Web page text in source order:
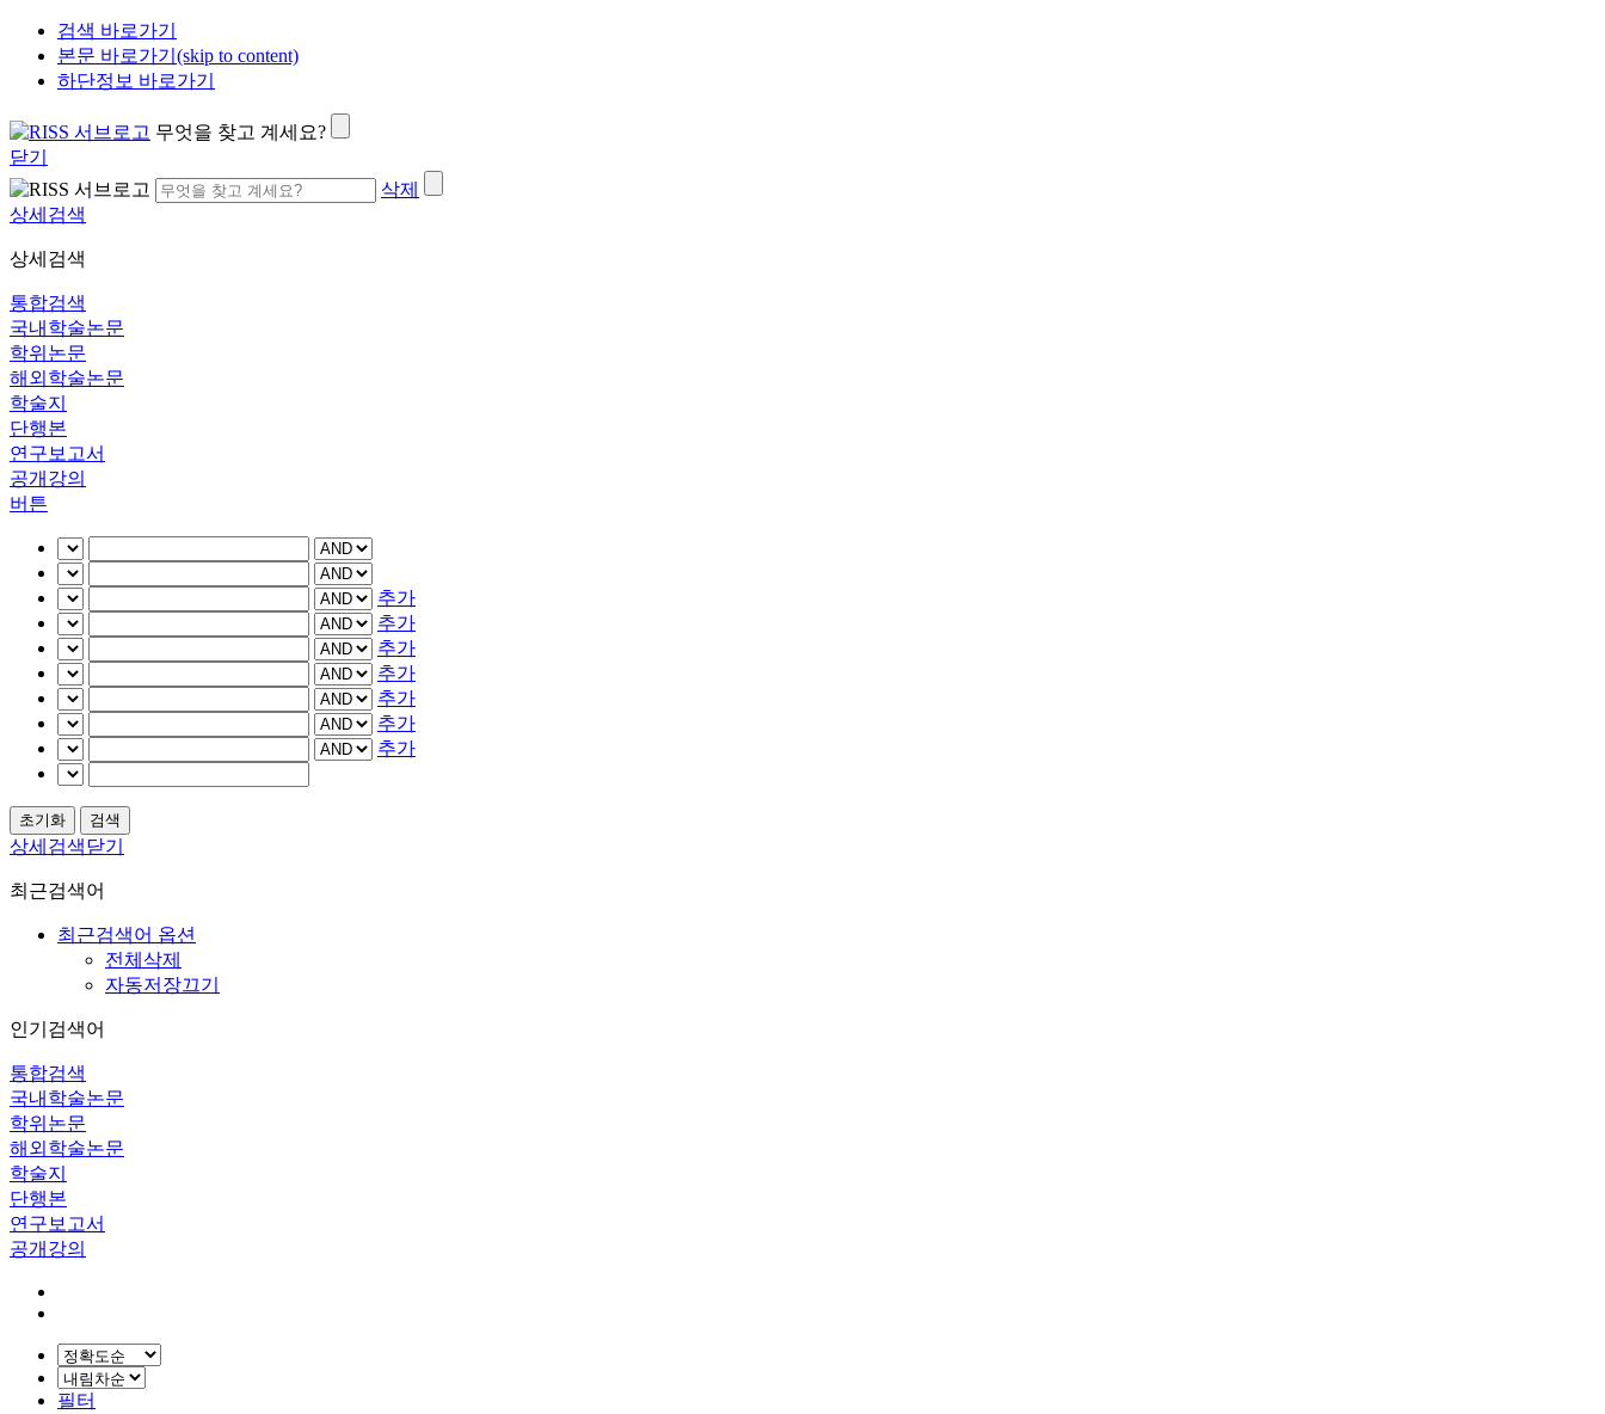
검색 바로가기
본문 바로가기(skip to content)
하단정보 바로가기
무엇을 찾고 계세요?
닫기
삭제
상세검색
상세검색
통합검색
국내학술논문
학위논문
해외학술논문
학술지
단행본
연구보고서
공개강의
버튼
추가
추가
추가
추가
추가
추가
추가
상세검색닫기
최근검색어
최근검색어 옵션
전체삭제
자동저장끄기
인기검색어
통합검색
국내학술논문
학위논문
해외학술논문
학술지
단행본
연구보고서
공개강의
필터